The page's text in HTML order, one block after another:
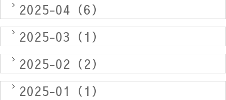
2025-04（6）
2025-03（1）
2025-02（2）
2025-01（1）